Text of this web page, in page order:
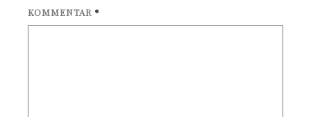
KOMMENTAR *